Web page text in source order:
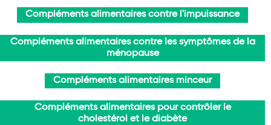
Compléments alimentaires contre l'impuissance
Compléments alimentaires contre les symptômes de la
ménopause
Compléments alimentaires minceur
Compléments alimentaires pour contrôler le
cholestérol et le diabète